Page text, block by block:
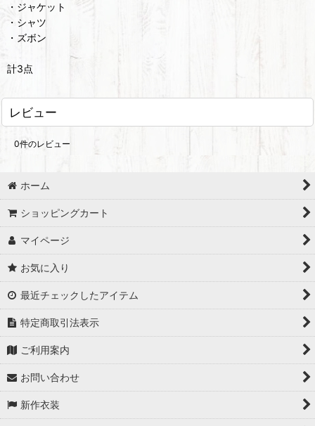
・ジャケット
・シャツ
・ズボン
計3点
レビュー
0件のレビュー
ホーム
ショッピングカート
マイページ
お気に入り
最近チェックしたアイテム
特定商取引法表示
ご利用案内
お問い合わせ
新作衣装